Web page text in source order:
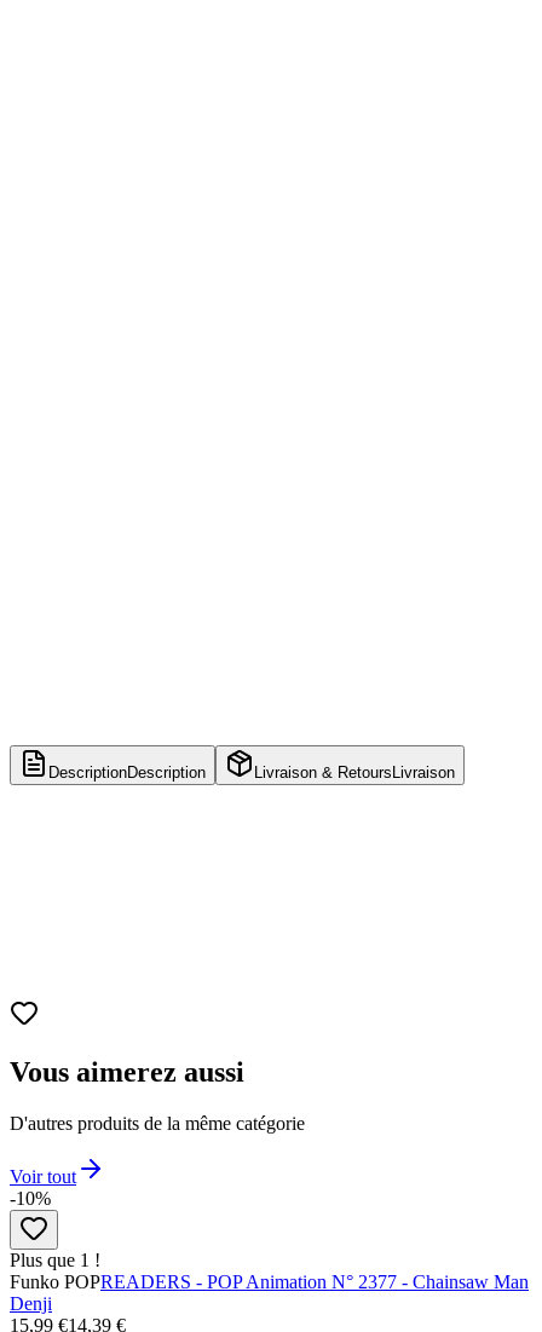
DescriptionDescription Livraison & Retours Livraison
Vous aimerez aussi
D'autres produits de la même catégorie
Voir tout
-10%
Plus que 1 !
Funko POPREADERS - POP Animation N° 2377 - Chainsaw Man
Denji
15,99 €14,39 €